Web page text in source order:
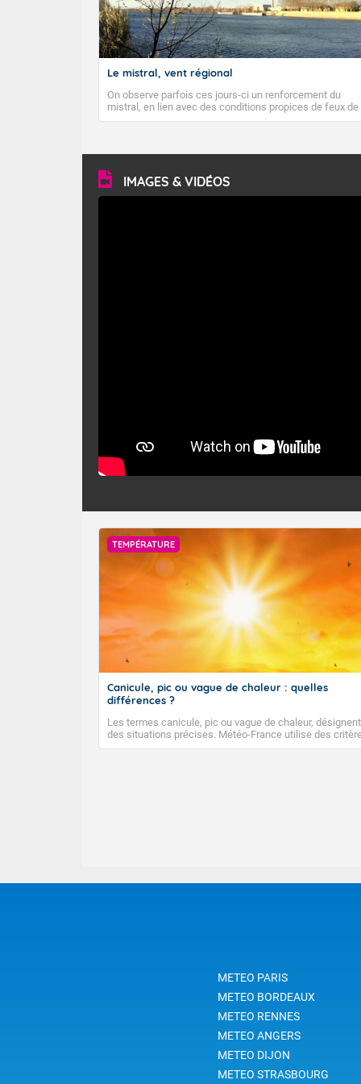
Le mistral, vent régional
On observe parfois ces jours-ci un renforcement du
mistral, en lien avec des conditions propices de feux de
forêt. Mais qu'est-ce que le mistral ? Quelles sont ses
vitesse moyenne de 50 km/h et atteindre 80 à 100 km/h
du Rhône et la Provence et envahit le littoral
méditerranéen à partir de la Camargue.
IMAGES & VIDÉOS
TEMPÉRATURE
Canicule, pic ou vague de chaleur : quelles
différences ?
Les termes canicule, pic ou vague de chaleur, désignent
des situations précises. Météo-France utilise des
climatologiques pour évaluer et qualifier les épisodes de
METEO PARIS
METEO BORDEAUX
METEO RENNES
METEO ANGERS
METEO DIJON
METEO STRASBOURG